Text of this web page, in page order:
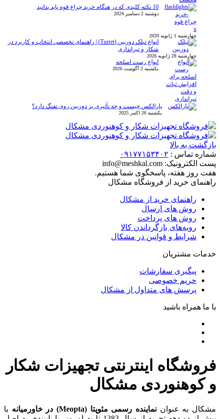
10 نکته کلیدی که در هنگام خرید چراغ قوه باید بدانید
دوشنبه 2 دسامبر 2024
x
چهارشنبه 1 ژانویه 2020
انواع تبلک دوربین (Turret) | راهنمای تخصصی انتخاب و کاربرد در
شکار و تیراندازی
چهارشنبه 28 ژانویه 2026
انواع رست اسلحه
یکشنبه 2 آگوست 2026
پارالکس چیست و چه تأثیری بر دوربین روی تفنگ دارد؟
یکشنبه 26 اکتبر 2025
بازگشت به بالا
شماره تماس : ۰۹۱۷۷۱۵۳۴۰۲
پست الکترونیک: info@meshkal.com
هفت روز هفته، پاسخگوی شما هستیم.
راهنمای خرید از فروشگاه مشکال
راهنمای خرید از مشکال
روش های ارسال
روش های پرداخت
رویه‌های بازگرداندن کالا
شرایط و قوانین در مشکال
خدمات مشتریان
پیگیری سفارشات
حریم خصوصی
پرسش های متداول از مشکال
با ما همراه باشید
فروشگاه اینترنتی تجهیزات شکار
و کوهنوردی مشکال
مشکال به عنوان نماینده رسمی مئوپتا (Meopta) در خاورمیانه
با